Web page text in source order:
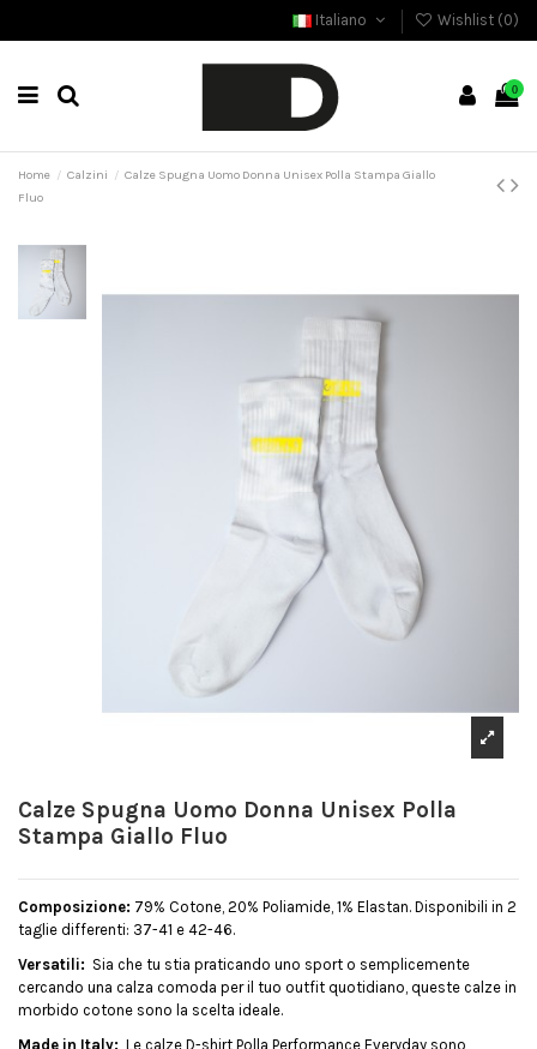
Italiano Wishlist (0)
0
Home Calzini
Calze Spugna Uomo Donna Unisex Polla Stampa Giallo
Fluo
Calze Spugna Uomo Donna Unisex Polla
Stampa Giallo Fluo
Composizione: 79% Cotone, 20% Poliamide, 1% Elastan. Disponibili in 2
taglie differenti: 37-41 e 42-46.
Versatili: Sia che tu stia praticando uno sport o semplicemente
cercando una calza comoda per il tuo outfit quotidiano, queste calze in
morbido cotone sono la scelta ideale.
Made in Italy: Le calze D-shirt Polla Performance Everyday sono